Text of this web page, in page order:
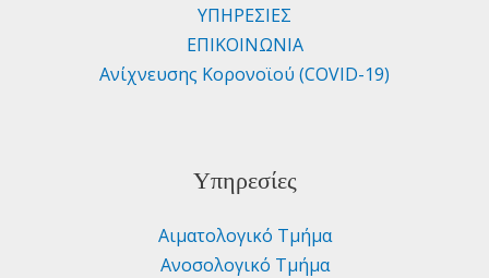
ΥΠΗΡΕΣΙΕΣ
ΕΠΙΚΟΙΝΩΝΙΑ
Ανίχνευσης Κορονοϊού (COVID-19)
Υπηρεσίες
Αιματολογικό Τμήμα
Ανοσολογικό Τμήμα